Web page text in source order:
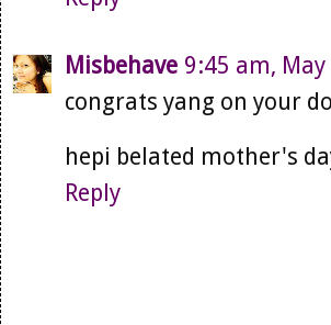
Misbehave 9:45 am, May
congrats yang on your
hepi belated mother's
Reply